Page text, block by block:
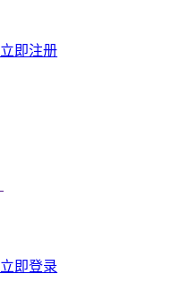
立即注册
立即登录